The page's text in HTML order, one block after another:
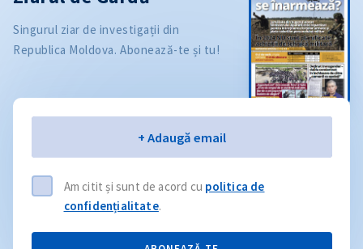
Singurul ziar de investigații din
Republica Moldova. Abonează-te și tu!
+ Adaugă email
Am citit și sunt de acord cu politica de
confidențialitate.